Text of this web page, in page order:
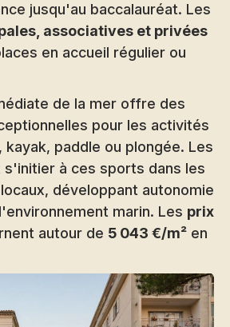
jusqu'au baccalauréat. Les
associatives et privées
en accueil régulier ou
de la mer offre des
pour les activités
kayak, paddle ou plongée. Les
à ces sports dans les
développant autonomie
marin. Les prix
autour de 5 043 €/m² en